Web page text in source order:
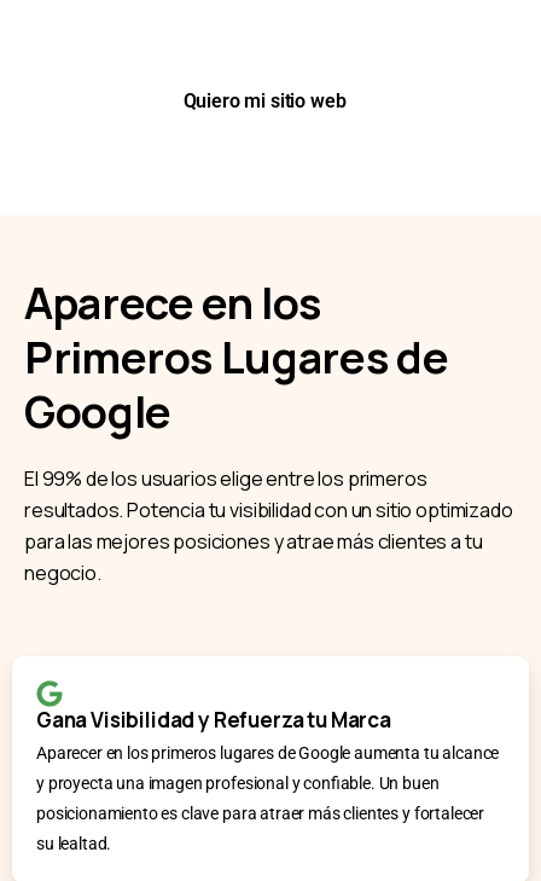
Quiero mi sitio web
Aparece en los
Primeros Lugares de
Google
El 99% de los usuarios elige entre los primeros
resultados. Potencia tu visibilidad con un sitio optimizado
para las mejores posiciones y atrae más clientes a tu
negocio.
Gana Visibilidad y Refuerza tu Marca
Aparecer en los primeros lugares de Google aumenta tu alcance
y proyecta una imagen profesional y confiable. Un buen
posicionamiento es clave para atraer más clientes y fortalecer
su lealtad.